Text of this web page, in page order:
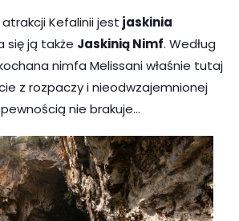
Kefalinii jest jaskinia
się ją także Jaskinią Nimf. Według
nimfa Melissani właśnie tutaj
z rozpaczy i nieodwzajemnionej
pewnością nie brakuje…